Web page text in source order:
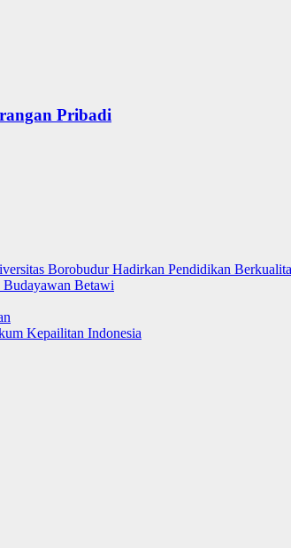
Pribadi
Borobudur Hadirkan Pendidikan
Budayawan Betawi
Kepailitan Indonesia